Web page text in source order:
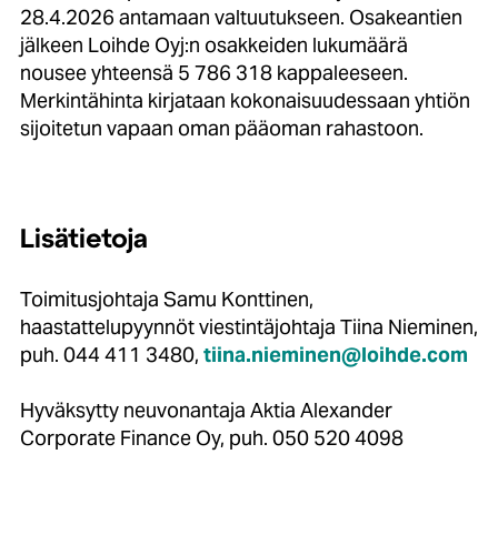
28.4.2026 antamaan valtuutukseen. Osakeantien
jälkeen Loihde Oyj:n osakkeiden lukumäärä
nousee yhteensä 5 786 318 kappaleeseen.
Merkintähinta kirjataan kokonaisuudessaan yhtiön
sijoitetun vapaan oman pääoman rahastoon.
Lisätietoja
Toimitusjohtaja Samu Konttinen,
haastattelupyynnöt viestintäjohtaja Tiina Nieminen,
puh. 044 411 3480, tiina.nieminen@loihde.com
Hyväksytty neuvonantaja Aktia Alexander
Corporate Finance Oy, puh. 050 520 4098